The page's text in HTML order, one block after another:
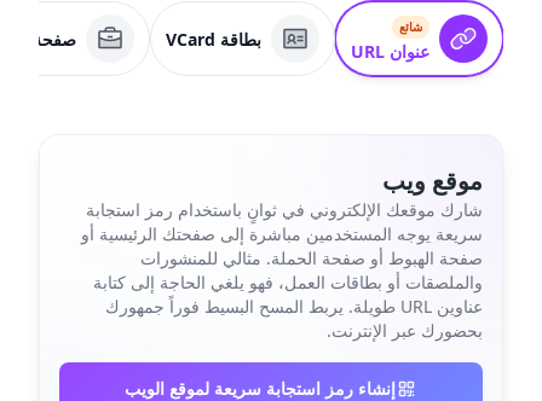
شائع
عنوان URL
بطاقة VCard صفحة
موقع ويب
شارك موقعك الإلكتروني في ثوانٍ باستخدام رمز استجابة
سريعة يوجه المستخدمين مباشرة إلى صفحتك الرئيسية أو
صفحة الهبوط أو صفحة الحملة. مثالي للمنشورات
والملصقات أو بطاقات العمل، فهو يلغي الحاجة إلى كتابة
عناوين URL طويلة. يربط المسح البسيط فوراً جمهورك
بحضورك عبر الإنترنت.
إنشاء رمز استجابة سريعة لموقع الويب